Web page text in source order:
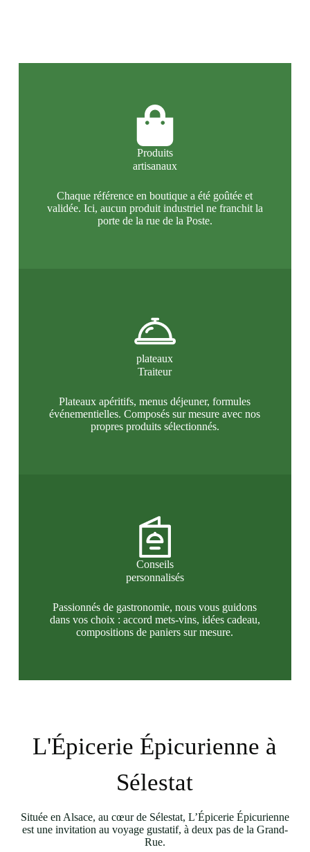
Produits
artisanaux
Chaque référence en boutique a été goûtée et
validée. Ici, aucun produit industriel ne franchit la
porte de la rue de la Poste.
plateaux
Traiteur
Plateaux apéritifs, menus déjeuner, formules
événementielles. Composés sur mesure avec nos
propres produits sélectionnés.
Conseils
personnalisés
Passionnés de gastronomie, nous vous guidons
dans vos choix : accord mets-vins, idées cadeau,
compositions de paniers sur mesure.
L'Épicerie Épicurienne à
Sélestat
Située en Alsace, au cœur de Sélestat, L’Épicerie Épicurienne
est une invitation au voyage gustatif, à deux pas de la Grand-
Rue.